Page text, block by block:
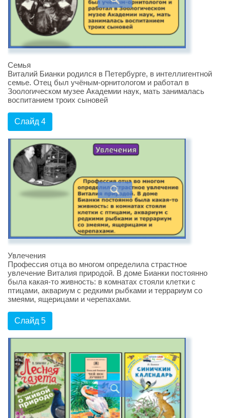
Семья
Виталий Бианки родился в Петербурге, в интеллигентной
семье. Отец был учёным-орнитологом и работал в
Зоологическом музее Академии наук, мать занималась
воспитанием троих сыновей
Слайд 4
Увлечения
Профессия отца во многом определила страстное
увлечение Виталия природой. В доме Бианки постоянно
была какая-то живность: в комнатах стояли клетки с
птицами, аквариум с редкими рыбками и террариум со
змеями, ящерицами и черепахами.
Слайд 5